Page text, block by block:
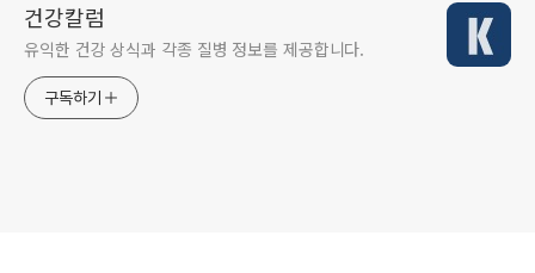
건강칼럼
유익한 건강 상식과 각종 질병 정보를 제공합니다.
구독하기